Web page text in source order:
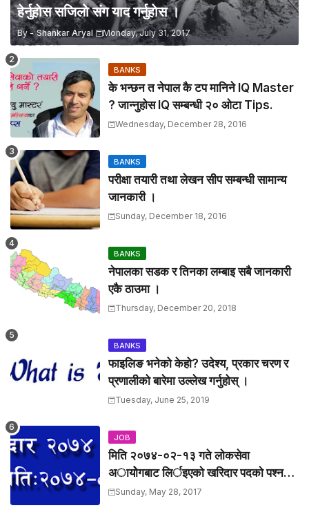
हेर्नुहाेस सजिलाे संग याद गर्नुहाेस ।
By - Shankar Aryal Monday, July 31, 2017
BANKS
के भन्छन त नेपाल कै टप मानिने IQ Master
? जान्नुहाेस IQ सम्बन्धी २० ओटा Tips.
Wednesday, December 28, 2016
BANKS
परीक्षा तयारी तथा लेखन सीप सम्बन्धी सामान्य
जानकारी ।
Sunday, December 18, 2016
BANKS
नेपालका सडक र तिनका लम्बाइ सबै जानकारी
एकै ठाउमा ।
Thursday, December 20, 2018
BANKS
फाइलिङ भनेको केहो? उदेश्य, प्रकार चरण र
प्रणालीको बारेमा उल्लेख गर्नुहोस् ।
Tuesday, June 25, 2019
JOB
मिति २०७४-०२-१३ गते लाेकसेवा
अायोेगबाट लिर्इएकाे खरिदार पदकाे पश्न
तथा उत्तरहरु ।
Sunday, May 28, 2017